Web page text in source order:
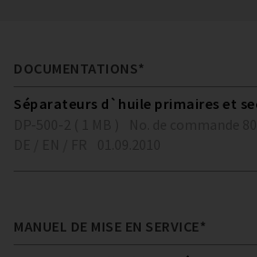
DOCUMENTATIONS*
Séparateurs d`huile primaires et
MANUEL DE MISE EN SERVICE*